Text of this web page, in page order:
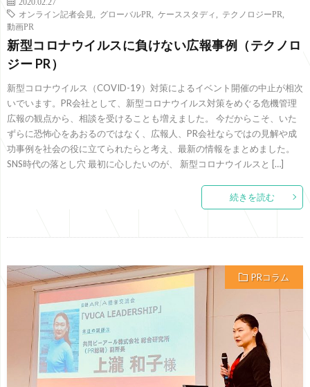
オンライン記者会見
グローバルPR ケーススタディ テクノロジーPR
動画PR
新型コロナウイルスに負けない広報事例（テクノロ
ジー PR）
新型コロナウイルス（COVID-19）対策によるイベント開催の中止が相次
いでいます。PR会社として、新型コロナウイルス対策をめぐる危機管理
広報の観点から、相談を受けることも増えました。 今だからこそ、いた
ずらに恐怖心をあおるのではなく、広報人、PR会社ならではの見解や成
功事例を社会の役に立てられたらと考え、最新の情報をまとめました。
SNS時代の落とし穴 最初に心したいのが、 新型コロナウイルスと […]
続きを読む
PRコラム